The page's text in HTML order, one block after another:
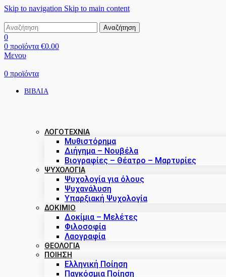
Skip to navigation Skip to main content
Αναζήτηση
0
0 προϊόντα €0.00
Μενου
0 προϊόντα
ΒΙΒΛΙΑ
ΛΟΓΟΤΕΧΝΙΑ
Μυθιστόρημα
Διήγημα – Νουβέλα
Βιογραφίες – Θέατρο – Μαρτυρίες
ΨΥΧΟΛΟΓΙΑ
Ψυχολογία για όλους
Ψυχανάλυση
Υπαρξιακή Ψυχολογία
ΔΟΚΊΜΙΟ
Δοκίμια – Μελέτες
Φιλοσοφία
Λαογραφία
ΘΕΟΛΟΓΙΑ
ΠΟΙΗΣΗ
Ελληνική Ποίηση
Παγκόσμια Ποίηση